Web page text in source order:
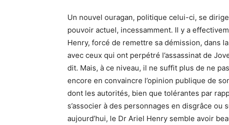
Un nouvel ouragan, politique celui-ci, se
pouvoir actuel, incessamment. Il y a
Henry, forcé de remettre sa démission, dans
avec ceux qui ont perpétré l’assassinat de
dit. Mais, à ce niveau, il ne suffit plus de ne
encore en convaincre l’opinion publique de
dont les autorités, bien que tolérantes par
s’associer à des personnages en disgrâce ou
aujourd’hui, le Dr Ariel Henry semble avoir